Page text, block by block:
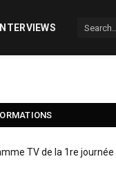
INTERVIEWS
TV de la 1re